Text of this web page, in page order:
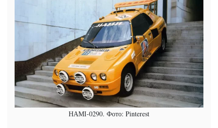
НАМІ-0290. Фото: Pinterest